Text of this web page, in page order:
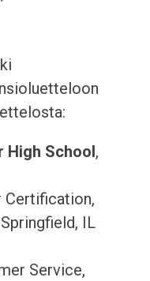
High School,
Certification,
IL
Service,